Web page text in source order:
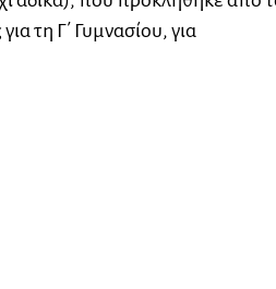
τη Γ΄ Γυμνασίου, για